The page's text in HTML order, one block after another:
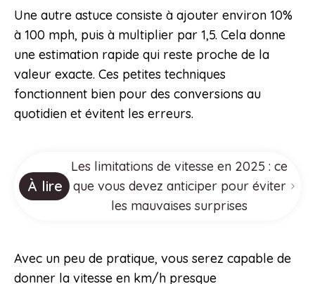
Une autre astuce consiste à ajouter environ 10%
à 100 mph, puis à multiplier par 1,5. Cela donne
une estimation rapide qui reste proche de la
valeur exacte. Ces petites techniques
fonctionnent bien pour des conversions au
quotidien et évitent les erreurs.
À lire
Les limitations de vitesse en 2025 : ce
que vous devez anticiper pour éviter
les mauvaises surprises
Avec un peu de pratique, vous serez capable de
donner la vitesse en km/h presque